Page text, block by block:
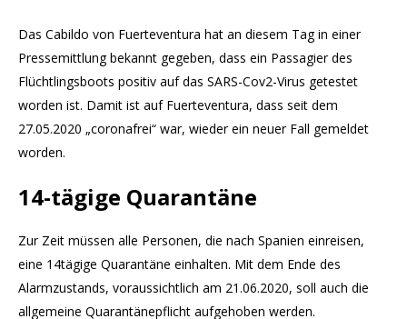
Das Cabildo von Fuerteventura hat an diesem Tag in einer
Pressemittlung bekannt gegeben, dass ein Passagier des
Flüchtlingsboots positiv auf das SARS-Cov2-Virus getestet
worden ist. Damit ist auf Fuerteventura, dass seit dem
27.05.2020 „coronafrei“ war, wieder ein neuer Fall gemeldet
worden.
14-tägige Quarantäne
Zur Zeit müssen alle Personen, die nach Spanien einreisen,
eine 14tägige Quarantäne einhalten. Mit dem Ende des
Alarmzustands, voraussichtlich am 21.06.2020, soll auch die
allgemeine Quarantänepflicht aufgehoben werden.